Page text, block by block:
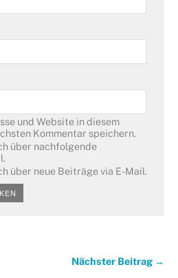
und Website in diesem
Kommentar speichern.
über nachfolgende
über neue Beiträge via E-Mail.
Nächster Beitrag →